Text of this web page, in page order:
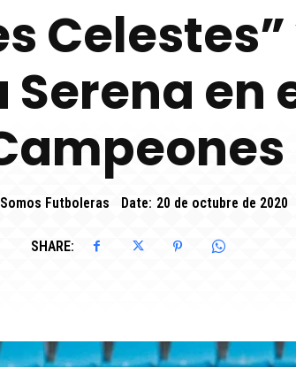
Serena en
Somos Futboleras Date: 20 de octubre de 2020
SHARE: